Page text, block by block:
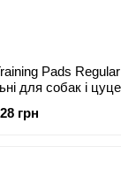
Pads
для собак і
грн